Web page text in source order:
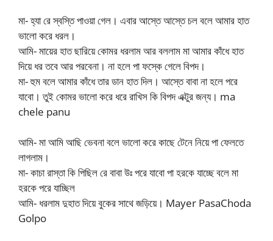
মা- হ্যা রে স্বস্তি পাওয়া গেল। এবার আস্তে আস্তে চল বলে আমার হাত
ভালো করে ধরল।
আমি- মায়ের হাত ছারিয়ে কোমর ধরলাম আর বললাম মা আমার কাঁধে হাত
দিয়ে ধর তবে আর পরবেনা। না হলে পা ফস্কে গেলে বিপদ।
মা- হুম বলে আমার কাঁধে তার ডান হাত দিল। আস্তে বাবা না হলে পরে
যাবো। তুই কোমর ভালো করে ধরে রাখিস কি বিপদ এক্টুর জন্য। ma
chele panu
আমি- মা আমি আছি ভেবনা বলে ভালো করে কাছে টেনে নিয়ে পা ফেলতে
লাগলাম।
মা- কাচা রাস্তা কি পিছিল রে বাবা উঃ পরে যাবো পা হরকে যাচ্ছে বলে মা
হরকে পরে যাচ্ছিল
আমি- ধরলাম দুহাত দিয়ে বুকের সাথে জড়িয়ে। Mayer PasaChoda
Golpo